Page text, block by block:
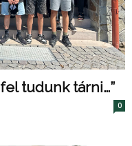
tudunk tárni…”
0